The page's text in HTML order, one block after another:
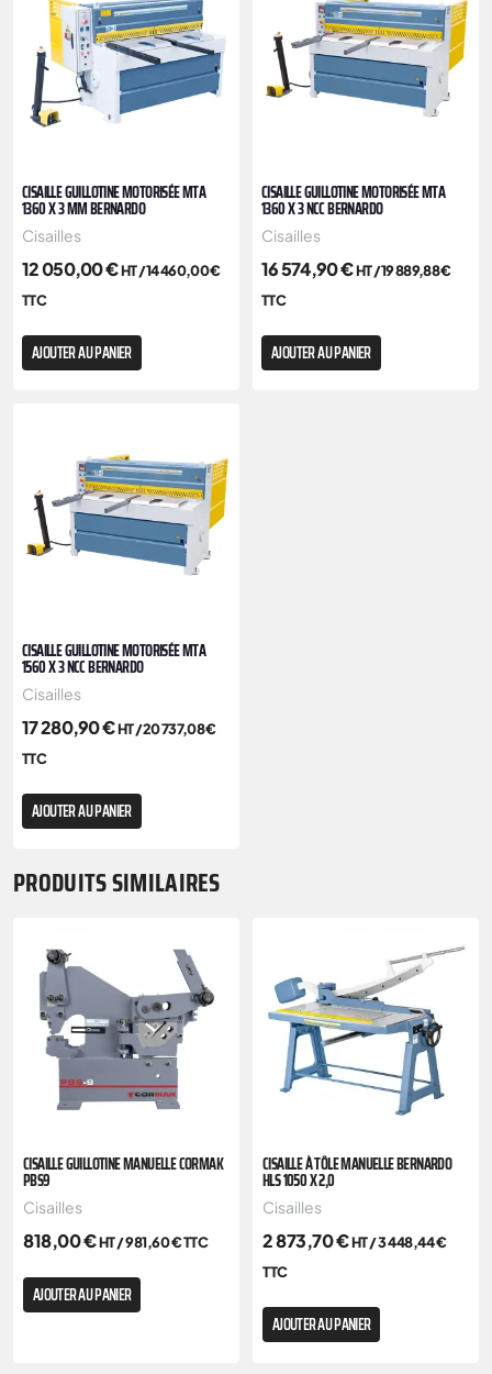
CISAILLE GUILLOTINE MOTORISÉE MTA
1360 X 3 MM BERNARDO
Cisailles
12 050,00€HT /14 460,00€
TTC
AJOUTER AU PANIER
CISAILLE GUILLOTINE MOTORISÉE MTA
1360 X 3 NCC BERNARDO
Cisailles
16 574,90€HT /19 889,88€
TTC
AJOUTER AU PANIER
CISAILLE GUILLOTINE MOTORISÉE MTA
1560 X 3 NCC BERNARDO
Cisailles
17 280,90€HT /20 737,08€
TTC
AJOUTER AU PANIER
PRODUITS SIMILAIRES
CISAILLE GUILLOTINE MANUELLE CORMAK
PBS9
Cisailles
818,00€HT /981,60€TTC
AJOUTER AU PANIER
CISAILLE À TÔLE MANUELLE BERNARDO
HLS 1050 X 2,0
Cisailles
2 873,70€HT /3 448,44€
TTC
AJOUTER AU PANIER